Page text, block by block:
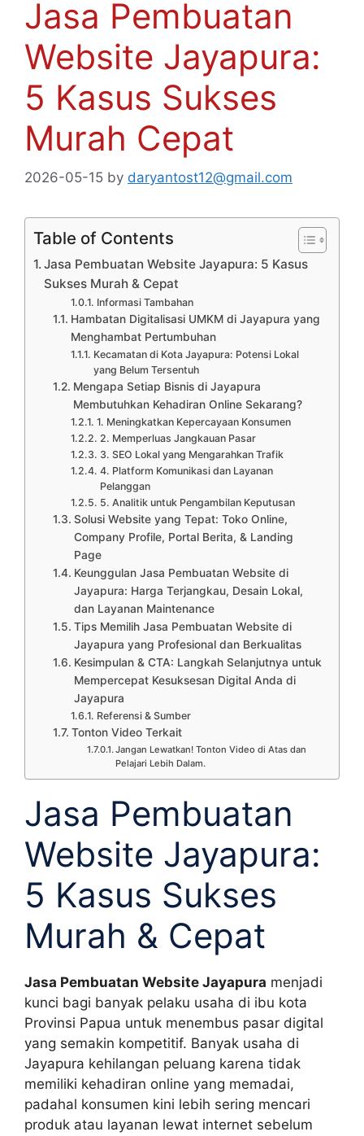
Jasa Pembuatan
Website Jayapura:
5 Kasus Sukses
Murah Cepat
2026-05-15 by daryantost12@gmail.com
Table of Contents
Jasa Pembuatan Website Jayapura: 5 Kasus
Sukses Murah & Cepat
Informasi Tambahan
Hambatan Digitalisasi UMKM di Jayapura yang
Menghambat Pertumbuhan
Kecamatan di Kota Jayapura: Potensi Lokal
yang Belum Tersentuh
Mengapa Setiap Bisnis di Jayapura
Membutuhkan Kehadiran Online Sekarang?
1. Meningkatkan Kepercayaan Konsumen
2. Memperluas Jangkauan Pasar
3. SEO Lokal yang Mengarahkan Trafik
4. Platform Komunikasi dan Layanan
Pelanggan
5. Analitik untuk Pengambilan Keputusan
Solusi Website yang Tepat: Toko Online,
Company Profile, Portal Berita, & Landing
Page
Keunggulan Jasa Pembuatan Website di
Jayapura: Harga Terjangkau, Desain Lokal,
dan Layanan Maintenance
Tips Memilih Jasa Pembuatan Website di
Jayapura yang Profesional dan Berkualitas
Kesimpulan & CTA: Langkah Selanjutnya untuk
Mempercepat Kesuksesan Digital Anda di
Jayapura
Referensi & Sumber
Tonton Video Terkait
Jangan Lewatkan! Tonton Video di Atas dan
Pelajari Lebih Dalam.
Jasa Pembuatan
Website Jayapura:
5 Kasus Sukses
Murah & Cepat
Jasa Pembuatan Website Jayapura menjadi
kunci bagi banyak pelaku usaha di ibu kota
Provinsi Papua untuk menembus pasar digital
yang semakin kompetitif. Banyak usaha di
Jayapura kehilangan peluang karena tidak
memiliki kehadiran online yang memadai,
padahal konsumen kini lebih sering mencari
produk atau layanan lewat internet sebelum